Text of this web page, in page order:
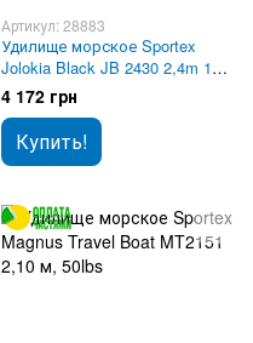
Артикул: 28883
Удилище морское Sportex
Jolokia Black JB 2430 2,4m 190-
400g
4 172 грн
Купить!